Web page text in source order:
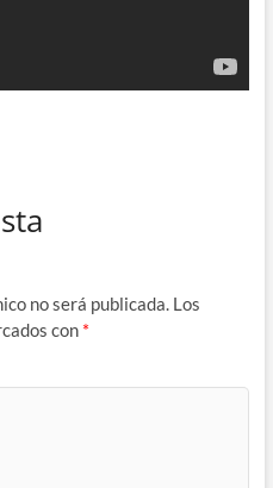
no será publicada. Los
con *